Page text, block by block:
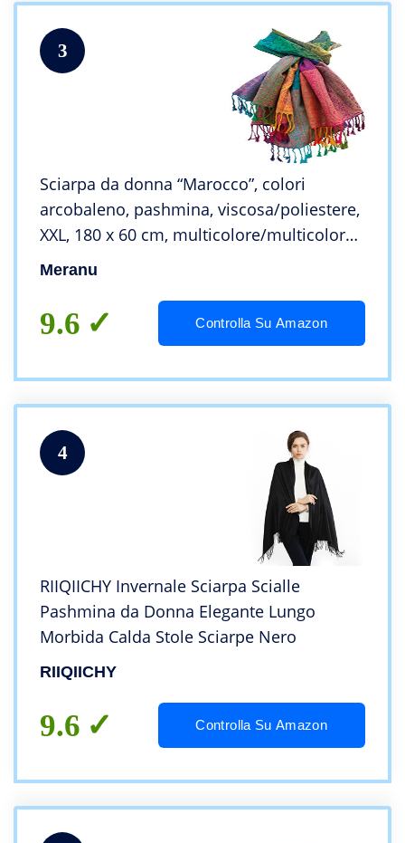
3
Sciarpa da donna “Marocco”, colori
arcobaleno, pashmina, viscosa/poliestere,
XXL, 180 x 60 cm, multicolore/multicolore,
multicolore, XX-Large
Meranu
9.6 Controlla Su Amazon
4
RIIQIICHY Invernale Sciarpa Scialle
Pashmina da Donna Elegante Lungo
Morbida Calda Stole Sciarpe Nero
RIIQIICHY
9.6 Controlla Su Amazon